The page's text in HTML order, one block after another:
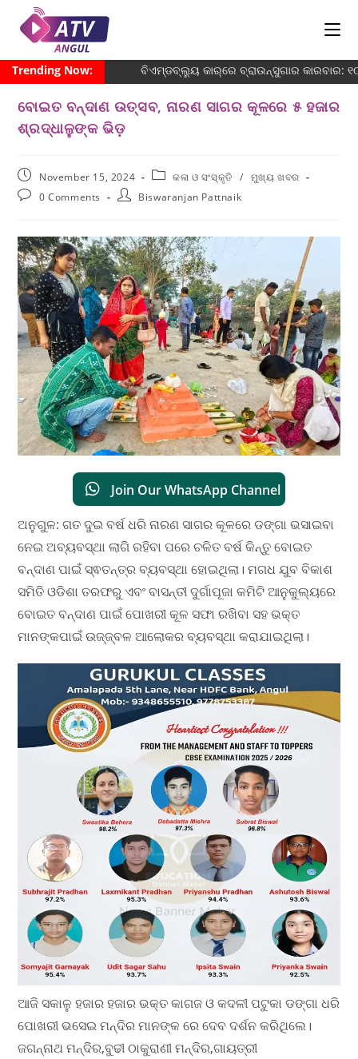
Trending Now: ବିଏମ୍‌ଡବ୍ଲ୍ୟୁ କାର୍‌ରେ ବ୍ରାଉନ୍‌ସୁଗାର କାରବାର:
ବୋଇତ ବନ୍ଦାଣ ଉତ୍ସବ, ନାରଣ ସାଗର କୂଳରେ ୫ ହଜାର
ଶ୍ରଦ୍ଧାଳୁଙ୍କ ଭିଡ଼
November 15, 2024 କଳା ଓ ସଂସ୍କୃତି / ମୁଖ୍ୟ ଖବର
0 Comments
Biswaranjan Pattnaik
Join Our WhatsApp Channel
ଅନୁଗୁଳ: ଗତ ଦୁଇ ବର୍ଷ ଧରି ନାରଣ ସାଗର କୂଳରେ ଡଙ୍ଗା ଭସାଇବା
ନେଇ ଅବ୍ୟବସ୍ଥା ଲାଗି ରହିବା ପରେ ଚଳିତ ବର୍ଷ କିନ୍ତୁ ବୋଇତ
ବନ୍ଦାଣ ପାଇଁ ସ୍ଵତନ୍ତ୍ର ବ୍ୟବସ୍ଥା ହୋଇଥିଲା। ମଗଧ ଯୁବ ବିକାଶ
ସମିତି ଓଡିଶା ତରଫରୁ ଏବଂ ବାସନ୍ତୀ ଦୁର୍ଗାପୂଜା କମିଟି ଆନୁକୁଲ୍ୟରେ
ବୋଇତ ବନ୍ଦାଣ ପାଇଁ ପୋଖରୀ କୂଳ ସଫା ରଖିବା ସହ ଭକ୍ତ
ମାନଙ୍କପାଇଁ ଉଜ୍ଜ୍ବଳ ଆଲୋକର ବ୍ୟବସ୍ଥା କରାଯାଇଥିଲା।
ଆଜି ସକାଳୁ ହଜାର ହଜାର ଭକ୍ତ କାଗଜ ଓ କଦଳୀ ପଟୁକା ଡଙ୍ଗା ଧରି
ପୋଖରୀ ଭସେଇ ମନ୍ଦିର ମାନଙ୍କ ରେ ଦେବ ଦର୍ଶନ କରିଥିଲେ।
ଜଗନ୍ନାଥ ମନ୍ଦିର,ବୁଢୀ ଠାକୁରାଣୀ ମନ୍ଦିର,ଗାୟତ୍ରୀ